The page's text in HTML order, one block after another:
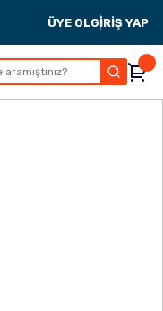
ÜYE OLGİRİŞ YAP